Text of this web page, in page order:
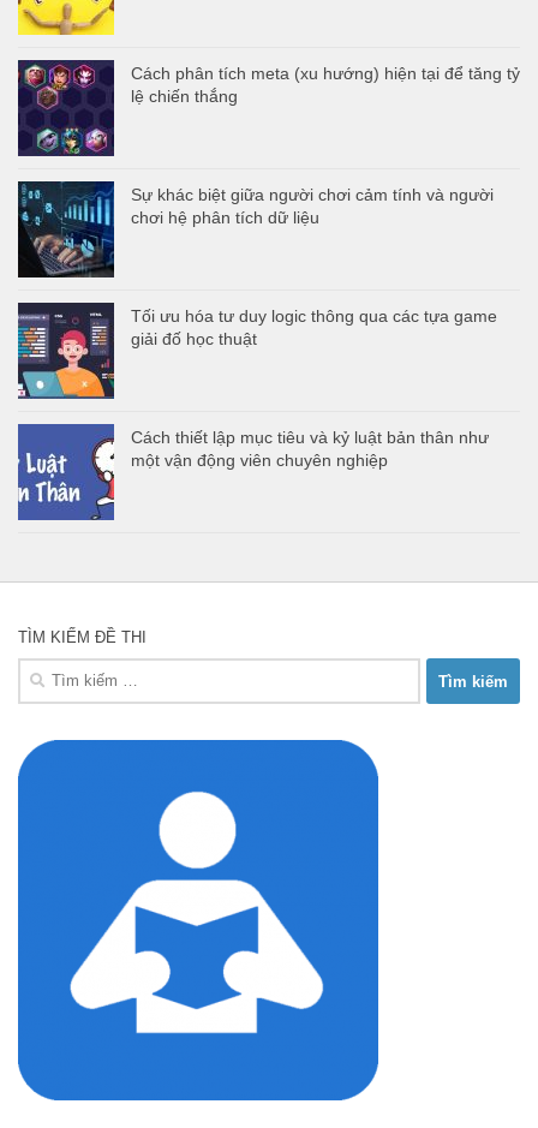
Cách phân tích meta (xu hướng) hiện tại để tăng tỷ
lệ chiến thắng
Sự khác biệt giữa người chơi cảm tính và người
chơi hệ phân tích dữ liệu
Tối ưu hóa tư duy logic thông qua các tựa game
giải đố học thuật
Cách thiết lập mục tiêu và kỷ luật bản thân như
một vận động viên chuyên nghiệp
TÌM KIẾM ĐỀ THI
Tìm
kiếm